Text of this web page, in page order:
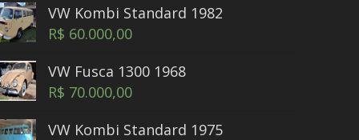
VW Kombi Standard 1982
R$ 60.000,00
VW Fusca 1300 1968
R$ 70.000,00
VW Kombi Standard 1975